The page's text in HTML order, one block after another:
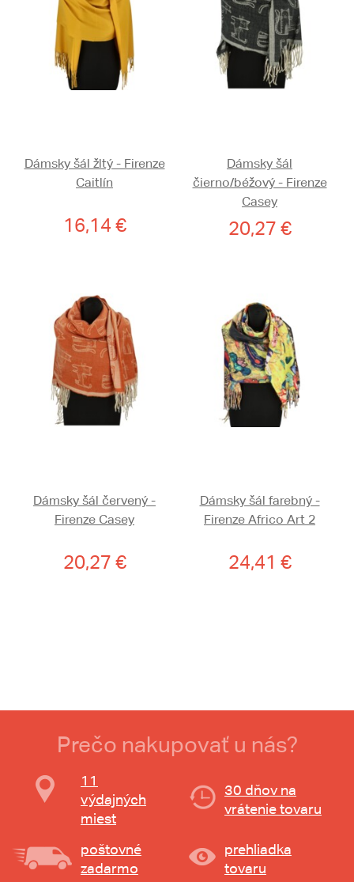
Dámsky šál žltý - Firenze
Caitlín
16,14 €
Dámsky šál
čierno/béžový - Firenze
Casey
20,27 €
Dámsky šál červený -
Firenze Casey
20,27 €
Dámsky šál farebný -
Firenze Africo Art 2
24,41 €
Prečo nakupovať u nás?
11
výdajných
miest
30 dňov na
vrátenie tovaru
poštovné
zadarmo
prehliadka
tovaru